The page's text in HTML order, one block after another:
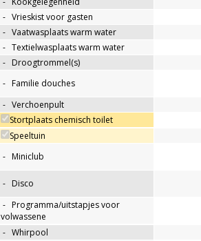
- Vrieskist voor gasten
- Vaatwasplaats warm water
- Textielwasplaats warm water
- Droogtrommel(s)
- Familie douches
- Verchoenpult
Stortplaats chemisch toilet
Speeltuin
- Miniclub
- Disco
- Programma/uitstapjes voor
volwassene
- Whirpool